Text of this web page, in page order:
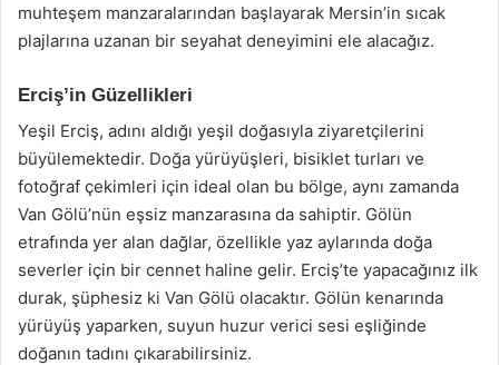
muhteşem manzaralarından başlayarak Mersin’in sıcak
plajlarına uzanan bir seyahat deneyimini ele alacağız.
Erciş’in Güzellikleri
Yeşil Erciş, adını aldığı yeşil doğasıyla ziyaretçilerini
büyülemektedir. Doğa yürüyüşleri, bisiklet turları ve
fotoğraf çekimleri için ideal olan bu bölge, aynı zamanda
Van Gölü’nün eşsiz manzarasına da sahiptir. Gölün
etrafında yer alan dağlar, özellikle yaz aylarında doğa
severler için bir cennet haline gelir. Erciş’te yapacağınız ilk
durak, şüphesiz ki Van Gölü olacaktır. Gölün kenarında
yürüyüş yaparken, suyun huzur verici sesi eşliğinde
doğanın tadını çıkarabilirsiniz.